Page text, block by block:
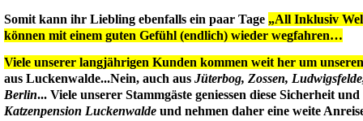
Somit kann ihr Liebling ebenfalls ein paar Tage „All Inklusiv
können mit einem guten Gefühl (endlich) wieder wegfahren…
Viele unserer langjährigen Kunden kommen weit her um
aus Luckenwalde...Nein, auch aus Jüterbog, Zossen,
Berlin... Viele unserer Stammgäste geniessen diese Sicherheit
Katzenpension Luckenwalde und nehmen daher eine weite